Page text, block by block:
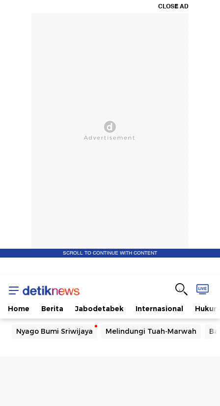
CLOSE AD
SCROLL TO CONTINUE WITH CONTENT
Home Berita Jabodetabek Internasional Hukum
Nyago Bumi Sriwijaya Melindungi Tuah-Marwah